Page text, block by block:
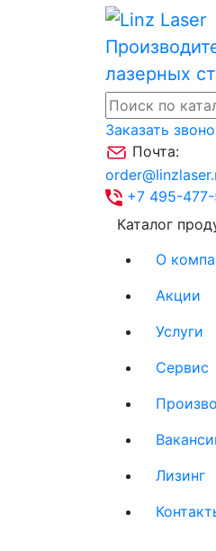
лазерных
Заказать
Почта:
+7 495-
Каталог
О
Акции
Услуги
Сервис
Лизинг